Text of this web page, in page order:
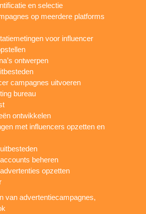
en selectie
op meerdere platforms
voor influencer
ontwerpen
campagnes uitvoeren
bureau
ontwikkelen
met influencers opzetten en
beheren
opzetten
van advertentiecampagnes,